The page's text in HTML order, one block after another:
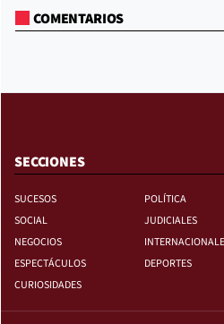
COMENTARIOS
SECCIONES
SUCESOS
POLÍTICA
SOCIAL
JUDICIALES
NEGOCIOS
ESPECTÁCULOS
DEPORTES
CURIOSIDADES